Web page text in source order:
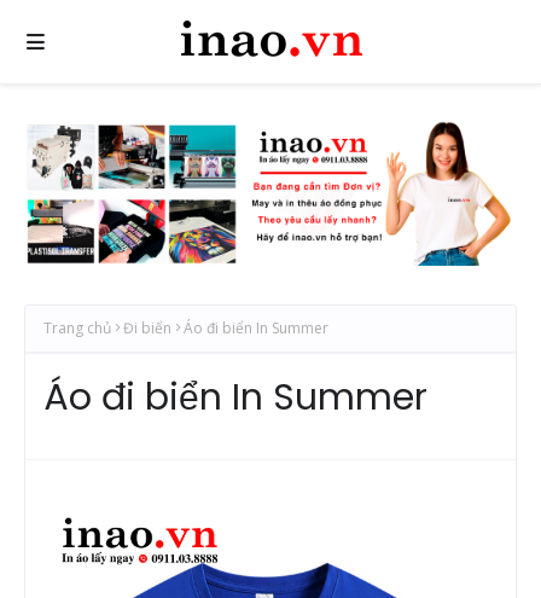
Trang chủ Đi biển Áo đi biển In Summer
Áo đi biển In Summer